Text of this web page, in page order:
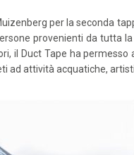
per la seconda
provenienti da
il Duct Tape ha
ad attività acquatiche,